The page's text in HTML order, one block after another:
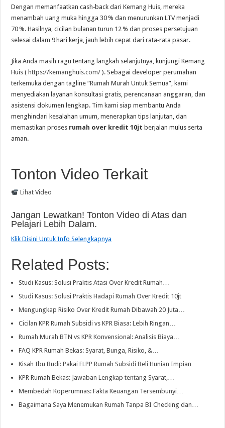
Dengan memanfaatkan cash‑back dari Kemang Huis, mereka
menambah uang muka hingga 30 % dan menurunkan LTV menjadi
70 %. Hasilnya, cicilan bulanan turun 12 % dan proses persetujuan
selesai dalam 9 hari kerja, jauh lebih cepat dari rata‑rata pasar.
Jika Anda masih ragu tentang langkah selanjutnya, kunjungi Kemang
Huis ( https://kemanghuis.com/ ). Sebagai developer perumahan
terkemuka dengan tagline “Rumah Murah Untuk Semua”, kami
menyediakan layanan konsultasi gratis, perencanaan anggaran, dan
asistensi dokumen lengkap. Tim kami siap membantu Anda
menghindari kesalahan umum, menerapkan tips lanjutan, dan
memastikan proses rumah over kredit 10jt berjalan mulus serta
aman.
Tonton Video Terkait
Lihat Video
Jangan Lewatkan! Tonton Video di Atas dan
Pelajari Lebih Dalam.
Klik Disini Untuk Info Selengkapnya
Related Posts:
Studi Kasus: Solusi Praktis Atasi Over Kredit Rumah…
Studi Kasus: Solusi Praktis Hadapi Rumah Over Kredit 10jt
Mengungkap Risiko Over Kredit Rumah Dibawah 20 Juta…
Cicilan KPR Rumah Subsidi vs KPR Biasa: Lebih Ringan…
Rumah Murah BTN vs KPR Konvensional: Analisis Biaya…
FAQ KPR Rumah Bekas: Syarat, Bunga, Risiko, &…
Kisah Ibu Budi: Pakai FLPP Rumah Subsidi Beli Hunian Impian
KPR Rumah Bekas: Jawaban Lengkap tentang Syarat,…
Membedah Koperumnas: Fakta Keuangan Tersembunyi…
Bagaimana Saya Menemukan Rumah Tanpa BI Checking dan…